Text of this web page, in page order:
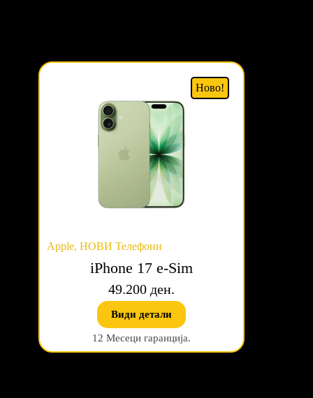
Ново!
Apple, НОВИ Телефони
iPhone 17 e-Sim
49.200 ден.
Види детали
12 Месеци гаранција.